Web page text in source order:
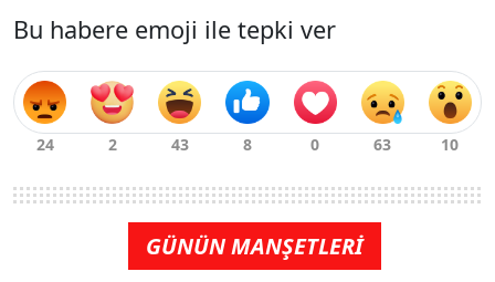
Bu habere emoji ile tepki ver
GÜNÜN MANŞETLERİ